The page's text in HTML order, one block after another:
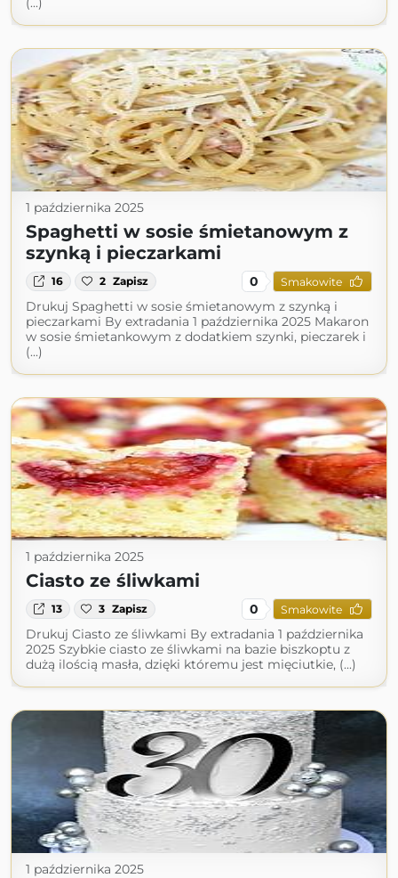
1 października 2025
Spaghetti w sosie śmietanowym z
szynką i pieczarkami
16 2 Zapisz 0 Smakowite
Drukuj Spaghetti w sosie śmietanowym z szynką i
pieczarkami By extradania 1 października 2025 Makaron
w sosie śmietankowym z dodatkiem szynki, pieczarek i
(...)
1 października 2025
Ciasto ze śliwkami
13 3 Zapisz 0 Smakowite
Drukuj Ciasto ze śliwkami By extradania 1 października
2025 Szybkie ciasto ze śliwkami na bazie biszkoptu z
dużą ilością masła, dzięki któremu jest mięciutkie, (...)
1 października 2025